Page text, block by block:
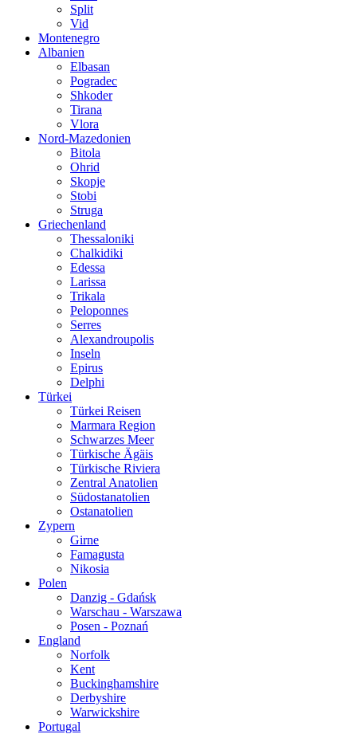
Split
Vid
Montenegro
Albanien
Elbasan
Pogradec
Shkoder
Tirana
Vlora
Nord-Mazedonien
Bitola
Ohrid
Skopje
Stobi
Struga
Griechenland
Thessaloniki
Chalkidiki
Edessa
Larissa
Trikala
Peloponnes
Serres
Alexandroupolis
Inseln
Epirus
Delphi
Türkei
Türkei Reisen
Marmara Region
Schwarzes Meer
Türkische Ägäis
Türkische Riviera
Zentral Anatolien
Südostanatolien
Ostanatolien
Zypern
Girne
Famagusta
Nikosia
Polen
Danzig - Gdańsk
Warschau - Warszawa
Posen - Poznań
England
Norfolk
Kent
Buckinghamshire
Derbyshire
Warwickshire
Portugal